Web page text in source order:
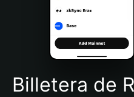
Português (Brasil)
Español (Argentina)
Billetera de